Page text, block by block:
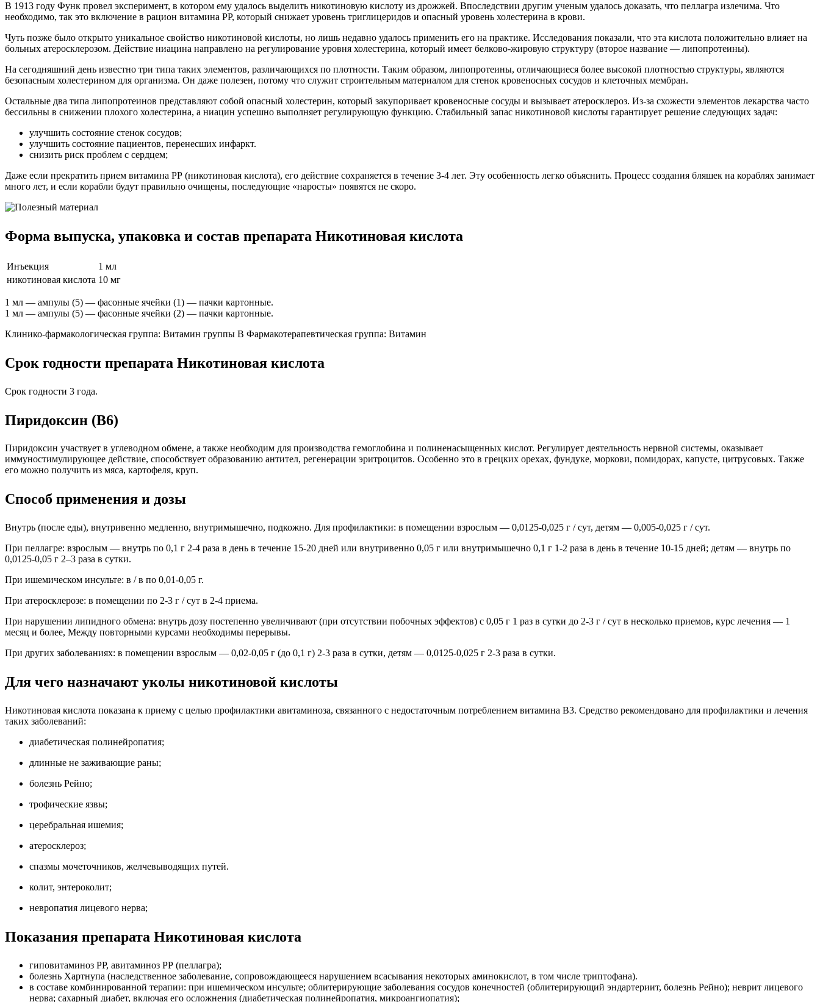
В 1913 году Функ провел эксперимент, в котором ему удалось выделить никотиновую кислоту из дрожжей. Впоследствии другим ученым удалось доказать, что пеллагра излечима. Что
необходимо, так это включение в рацион витамина РР, который снижает уровень триглицеридов и опасный уровень холестерина в крови.
Чуть позже было открыто уникальное свойство никотиновой кислоты, но лишь недавно удалось применить его на практике. Исследования показали, что эта кислота положительно влияет на
больных атеросклерозом. Действие ниацина направлено на регулирование уровня холестерина, который имеет белково-жировую структуру (второе название — липопротеины).
На сегодняшний день известно три типа таких элементов, различающихся по плотности. Таким образом, липопротеины, отличающиеся более высокой плотностью структуры, являются
безопасным холестерином для организма. Он даже полезен, потому что служит строительным материалом для стенок кровеносных сосудов и клеточных мембран.
Остальные два типа липопротеинов представляют собой опасный холестерин, который закупоривает кровеносные сосуды и вызывает атеросклероз. Из-за схожести элементов лекарства часто
бессильны в снижении плохого холестерина, а ниацин успешно выполняет регулирующую функцию. Стабильный запас никотиновой кислоты гарантирует решение следующих задач:
улучшить состояние стенок сосудов;
улучшить состояние пациентов, перенесших инфаркт.
снизить риск проблем с сердцем;
Даже если прекратить прием витамина РР (никотиновая кислота), его действие сохраняется в течение 3-4 лет. Эту особенность легко объяснить. Процесс создания бляшек на кораблях занимает
много лет, и если корабли будут правильно очищены, последующие «наросты» появятся не скоро.
Форма выпуска, упаковка и состав препарата Никотиновая кислота
Инъекция
1 мл
никотиновая кислота 10 мг
1 мл — ампулы (5) — фасонные ячейки (1) — пачки картонные.
1 мл — ампулы (5) — фасонные ячейки (2) — пачки картонные.
Клинико-фармакологическая группа: Витамин группы B Фармакотерапевтическая группа: Витамин
Срок годности препарата Никотиновая кислота
Срок годности 3 года.
Пиридоксин (B6)
Пиридоксин участвует в углеводном обмене, а также необходим для производства гемоглобина и полиненасыщенных кислот. Регулирует деятельность нервной системы, оказывает
иммуностимулирующее действие, способствует образованию антител, регенерации эритроцитов. Особенно это в грецких орехах, фундуке, моркови, помидорах, капусте, цитрусовых. Также
его можно получить из мяса, картофеля, круп.
Способ применения и дозы
Внутрь (после еды), внутривенно медленно, внутримышечно, подкожно. Для профилактики: в помещении взрослым — 0,0125-0,025 г / сут, детям — 0,005-0,025 г / сут.
При пеллагре: взрослым — внутрь по 0,1 г 2-4 раза в день в течение 15-20 дней или внутривенно 0,05 г или внутримышечно 0,1 г 1-2 раза в день в течение 10-15 дней; детям — внутрь по
0,0125-0,05 г 2–3 раза в сутки.
При ишемическом инсульте: в / в по 0,01-0,05 г.
При атеросклерозе: в помещении по 2-3 г / сут в 2-4 приема.
При нарушении липидного обмена: внутрь дозу постепенно увеличивают (при отсутствии побочных эффектов) с 0,05 г 1 раз в сутки до 2-3 г / сут в несколько приемов, курс лечения — 1
месяц и более, Между повторными курсами необходимы перерывы.
При других заболеваниях: в помещении взрослым — 0,02-0,05 г (до 0,1 г) 2-3 раза в сутки, детям — 0,0125-0,025 г 2-3 раза в сутки.
Для чего назначают уколы никотиновой кислоты
Никотиновая кислота показана к приему с целью профилактики авитаминоза, связанного с недостаточным потреблением витамина B3. Средство рекомендовано для профилактики и лечения
таких заболеваний:
диабетическая полинейропатия;
длинные не заживающие раны;
болезнь Рейно;
трофические язвы;
церебральная ишемия;
атеросклероз;
спазмы мочеточников, желчевыводящих путей.
колит, энтероколит;
невропатия лицевого нерва;
Показания препарата Никотиновая кислота
гиповитаминоз РР, авитаминоз РР (пеллагра);
болезнь Хартнупа (наследственное заболевание, сопровождающееся нарушением всасывания некоторых аминокислот, в том числе триптофана).
в составе комбинированной терапии: при ишемическом инсульте; облитерирующие заболевания сосудов конечностей (облитерирующий эндартериит, болезнь Рейно); неврит лицевого
нерва; сахарный диабет, включая его осложнения (диабетическая полинейропатия, микроангиопатия);